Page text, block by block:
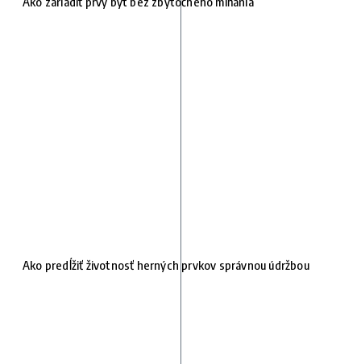
Ako predĺžiť životnosť herných prvkov správnou údržbou